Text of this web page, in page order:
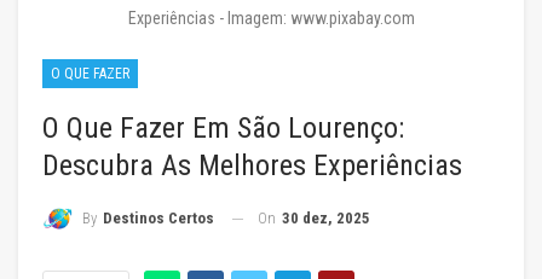
Experiências - Imagem: www.pixabay.com
O QUE FAZER
O Que Fazer Em São Lourenço:
Descubra As Melhores Experiências
By Destinos Certos On 30 dez, 2025